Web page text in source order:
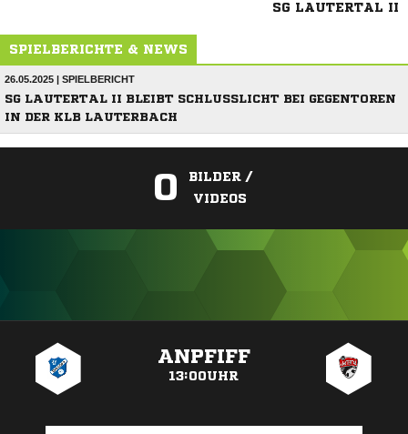
SG LAUTERTAL II
SPIELBERICHTE & NEWS
26.05.2025 | SPIELBERICHT
SG LAUTERTAL II BLEIBT SCHLUSSLICHT BEI GEGENTOREN
IN DER KLB LAUTERBACH
0
BILDER /
VIDEOS
ANPFIFF
13:00UHR